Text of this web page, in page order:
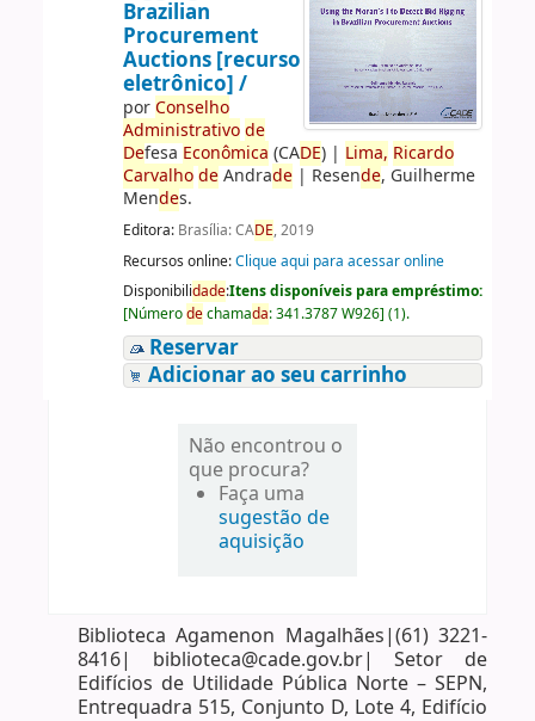
Brazilian
Procurement
Auctions [recurso
eletrônico] /
porConselho
Administrativo de
Defesa Econômica (CADE)| Lima, Ricardo
Carvalho deAndrade| Resende, Guilherme
Mendes.
Editora: Brasília: CADE, 2019
Recursos online:Clique aqui para acessar online
Disponibilidade:Itens disponíveis para empréstimo:
[Númerodechamada:341.3787 W926] (1).
Reservar
Adicionar ao seu carrinho
Não encontrou o
que procura?
Faça uma
sugestão de
aquisição
Biblioteca Agamenon Magalhães|(61) 3221-
8416| biblioteca@cade.gov.br| Setor de
Edifícios de Utilidade Pública Norte – SEPN,
Entrequadra 515, Conjunto D, Lote 4, Edifício